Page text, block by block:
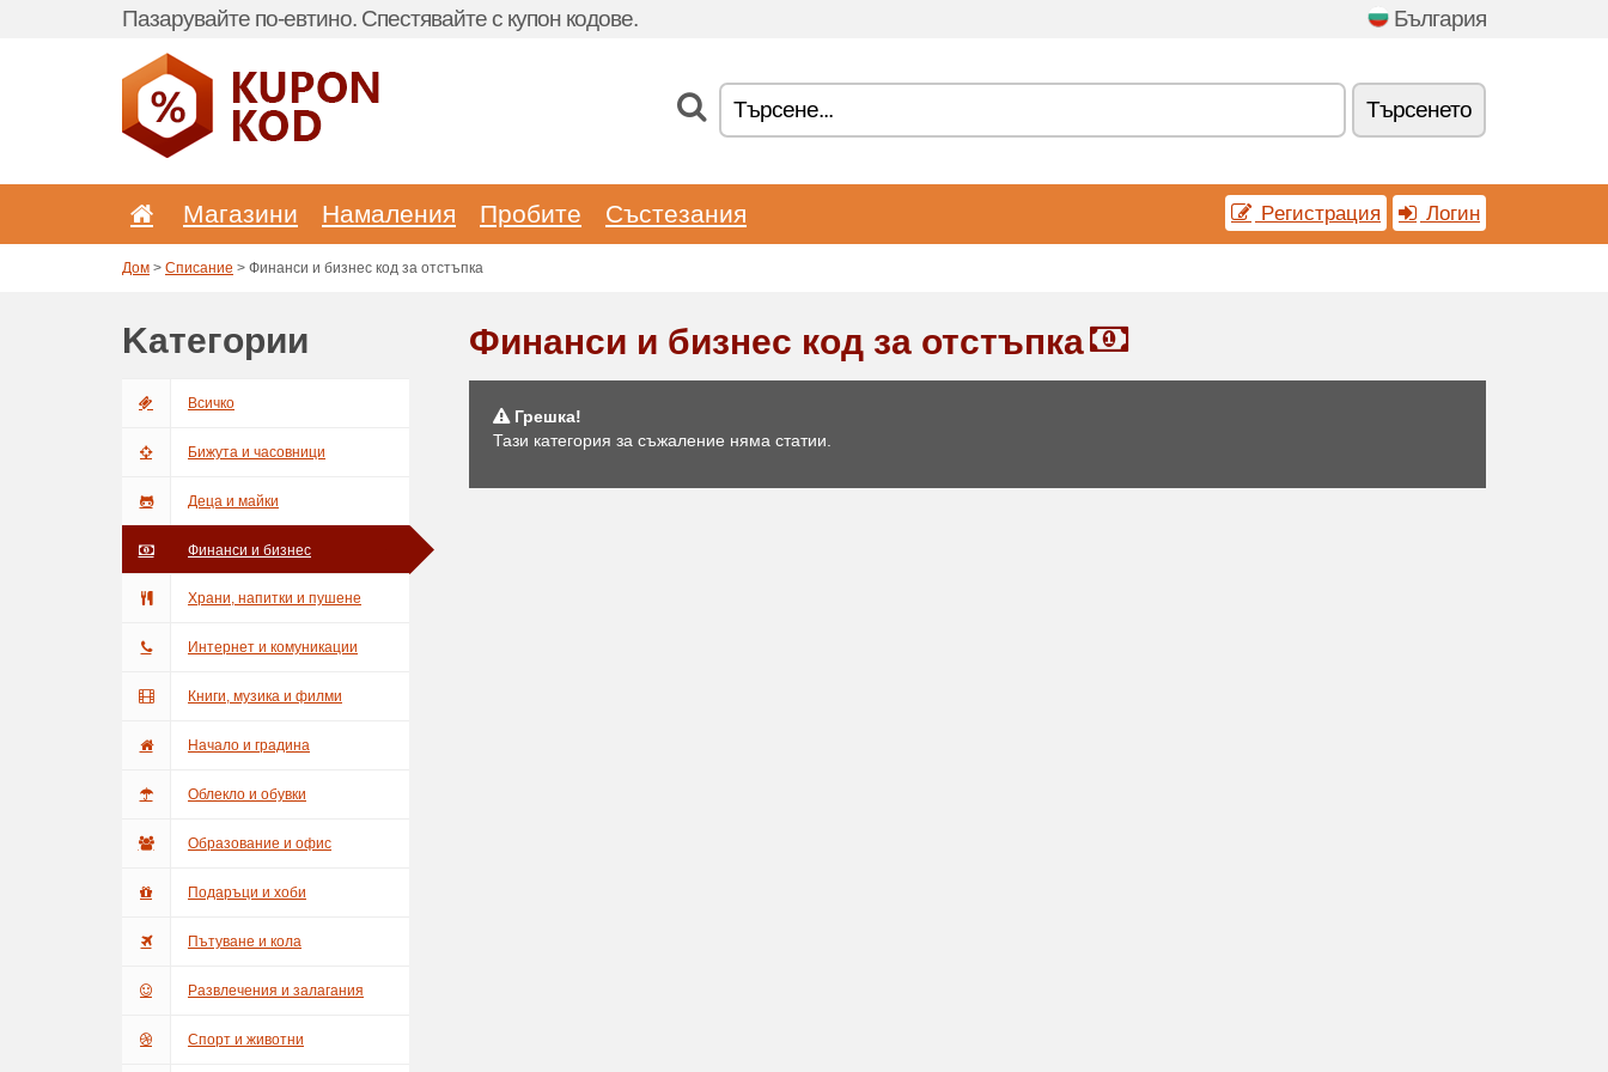
Пазарувайте по-евтино. Спестявайте с купон кодове. България
Tърсенетo
Магазини Hамаления Пробите Състезания Pегистрация Логин
Дом > Списание > Финанси и бизнес код за отстъпка
Kатегории
Bсичкo
Бижута и часовници
Деца и майки
Финанси и бизнес
Храни, напитки и пушене
Интернет и комуникации
Книги, музика и филми
Начало и градина
Облекло и обувки
Образование и офис
Подаръци и хоби
Пътуване и кола
Развлечения и залагания
Спорт и животни
Финанси и бизнес код за отстъпка
Грешка!
Тази категория за съжаление няма статии.